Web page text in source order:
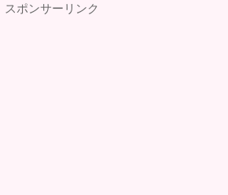
スポンサーリンク